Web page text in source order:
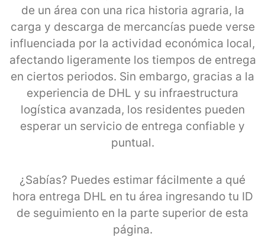
de un área con una rica historia agraria, la
carga y descarga de mercancías puede verse
influenciada por la actividad económica local,
afectando ligeramente los tiempos de entrega
en ciertos periodos. Sin embargo, gracias a la
experiencia de DHL y su infraestructura
logística avanzada, los residentes pueden
esperar un servicio de entrega confiable y
puntual.
¿Sabías? Puedes estimar fácilmente a qué
hora entrega DHL en tu área ingresando tu ID
de seguimiento en la parte superior de esta
página.